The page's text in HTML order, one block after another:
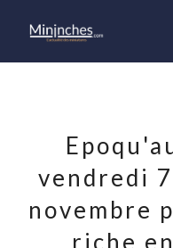
vendredi
novembre
riche